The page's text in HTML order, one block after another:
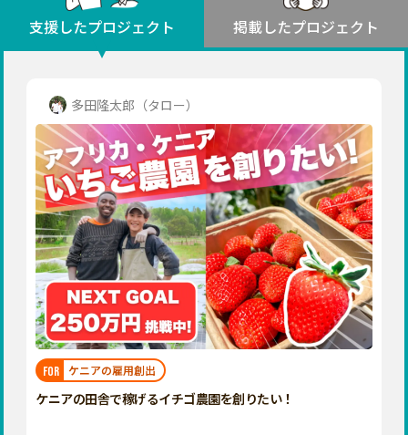
社会貢献
地域からさがす 北海道・東北
北海道
宮城
秋田
山形
福島
関東
茨城
栃木
群馬
茨城 栃木 群馬
千葉
東京
神奈川
新潟 富山 石川
長野
岐阜 静岡 愛知
近畿
三重 滋賀 京都 大阪
兵庫
奈良
和歌山
中国
鳥取 島根 岡山 広島 山口
四国
徳島 香川 愛媛 高知
九州・沖縄
福岡 佐賀 長崎
宮崎
鹿児島
支援したプロジェクト 掲載したプロジェクト
多田隆太郎（タロー）
FOR ケニアの雇用創出
ケニアの田舎で稼げるイチゴ農園を創りたい！